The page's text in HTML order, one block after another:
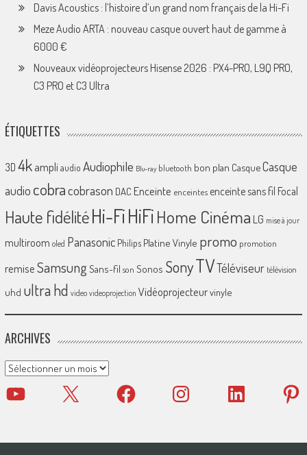
Davis Acoustics : l’histoire d’un grand nom français de la Hi-Fi
Meze Audio ARTA : nouveau casque ouvert haut de gamme à
6000 €
Nouveaux vidéoprojecteurs Hisense 2026 : PX4-PRO, L9Q PRO,
C3 PRO et C3 Ultra
ÉTIQUETTES
3D 4k ampliaudio Audiophile Blu-ray bluetooth bon plan CasqueCasque
audio cobracobrason DAC Enceinte enceintes enceinte sans fil Focal
Haute fidélitéHi-FiHiFiHome Cinéma LG mise à jour
multiroom oled Panasonic Philips Platine Vinyle promo promotion
remiseSamsungSans-fil son Sonos SonyTVTéléviseur télévision
uhd ultra hd video videoprojection Vidéoprojecteurvinyle
ARCHIVES
Archives
YouTube X Facebook Instagram LinkedIn